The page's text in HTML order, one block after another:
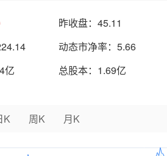
昨收盘： 45.11
动态市净率： 5.66
亿 总股本： 1.69亿
K 周K 月K